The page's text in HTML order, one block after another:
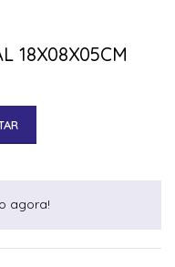
18X08X05CM
agora!